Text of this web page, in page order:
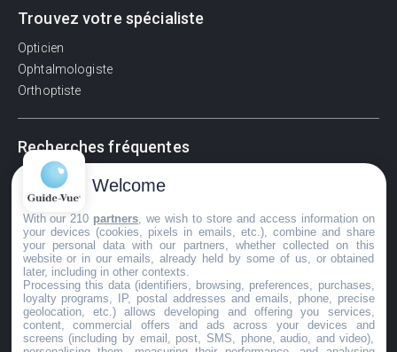
Trouvez votre spécialiste
Opticien
Ophtalmologiste
Orthoptiste
Recherches fréquentes
Pathologies adultes
Signes d'une urgence ophtalmologique
La vision
Acuité visuelle
Myosis / mydriase
Œdème oculaire
©GuideVue2024
Welcome
With our 210 partners , we wish to store and access information on
your devices (cookies, pixels in emails, etc.), combine and share
your personal data with our partners, whether collected on this
website or in our emails, already held by some of us, or obtained
later, including in other contexts.
Processing this data (identifiers, browsing, preferences, purchases,
loyalty programs, IP, postal addresses and emails, phone, precise
geolocation, etc.) allows developing and offering you services,
content, commercial offers and ads across your devices and
screens (including by email, post, SMS, phone, audio, and video),